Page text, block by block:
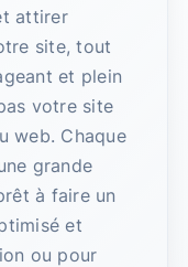
attirer
site, tout
et plein
votre site
web. Chaque
grande
à faire un
et
ou pour